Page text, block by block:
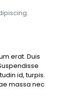
erat. Duis
id, turpis.
massa nec